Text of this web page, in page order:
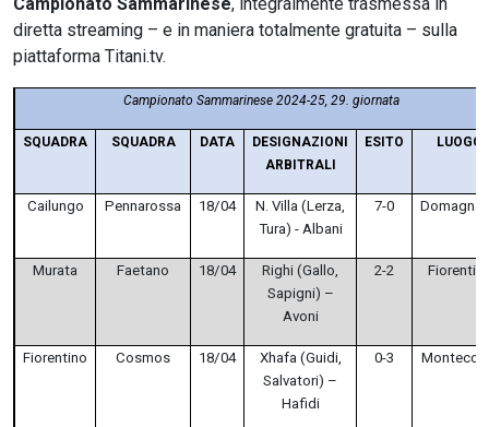
diretta streaming – e in maniera totalmente gratuita – sulla
piattaforma Titani.tv.
Campionato Sammarinese 2024-25, 29. giornata
SQUADRA SQUADRA DATA
DESIGNAZIONI
ARBITRALI
ESITO LUOGO
Cailungo Pennarossa 18/04
N. Villa (Lerza,
Tura) - Albani
7-0
Murata Faetano 18/04
Righi (Gallo,
Sapigni) –
Avoni
2-2
Fiorentino Cosmos 18/04
Xhafa (Guidi,
Salvatori) –
Hafidi
0-3